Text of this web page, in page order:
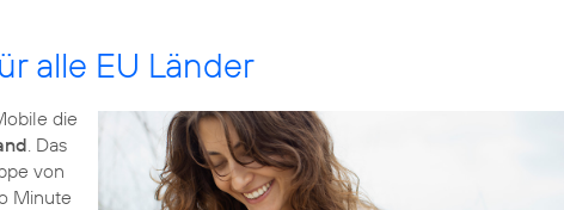
alle EU Länder
die
. Das
von
Minute